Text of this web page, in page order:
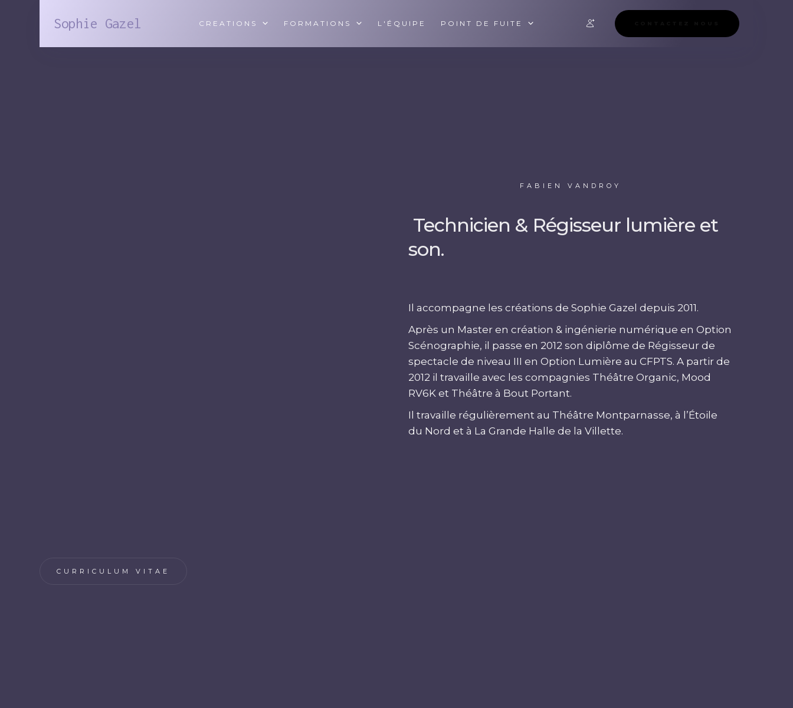
Sophie Gazel CREATIONS FORMATIONS L'ÉQUIPE POINT DE FUITE
CURRICULUM VITAE
FABIEN VANDROY
Technicien & Régisseur lumière et
son.
Il accompagne les créations de Sophie Gazel depuis 2011.
Après un Master en création & ingénierie numérique en Option
Scénographie, il passe en 2012 son diplôme de Régisseur de
spectacle de niveau III en Option Lumière au CFPTS. A partir de
2012 il travaille avec les compagnies Théâtre Organic, Mood
RV6K et Théâtre à Bout Portant.
Il travaille régulièrement au Théâtre Montparnasse, à l’Étoile
du Nord et à La Grande Halle de la Villette.